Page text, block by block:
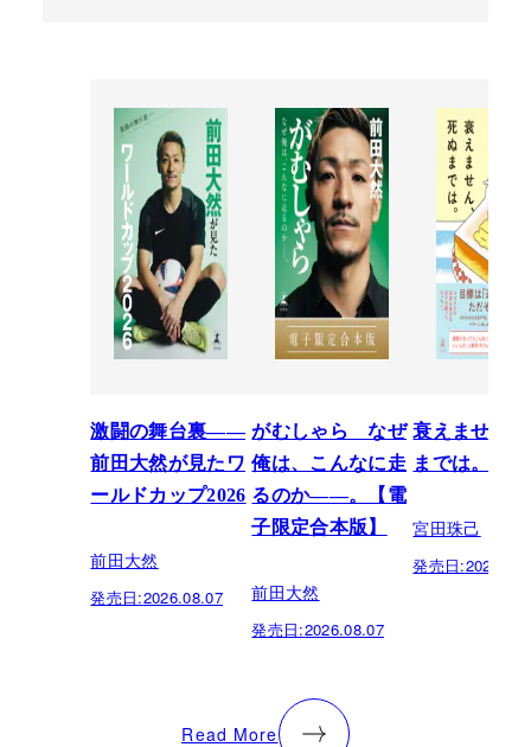
激闘の舞台裏――
前田大然が見たワ
ールドカップ2026
前田大然
発売日:2026.08.07
がむしゃら なぜ
俺は、こんなに走
るのか——。【電
子限定合本版】
前田大然
発売日:2026.08.07
衰えません
までは。
宮田珠己
発売日:
Read More